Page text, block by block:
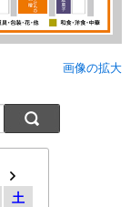
画像の拡大
土